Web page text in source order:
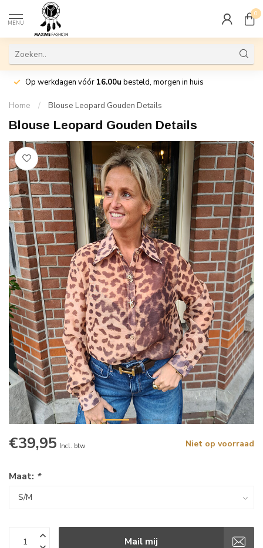
MENU
0
Op werkdagen vóór 16.00u besteld, morgen in huis
Home / Blouse Leopard Gouden Details
Blouse Leopard Gouden Details
€39,95 Incl. btw Niet op voorraad
Maat: *
Mail mij